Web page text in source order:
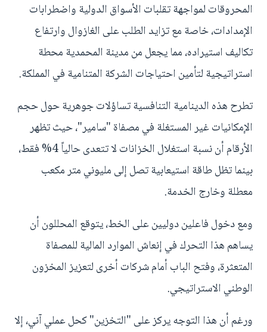
المحروقات لمواجهة تقلبات الأسواق الدولية واضطرابات
الإمدادات، خاصة مع تزايد الطلب على الغازوال وارتفاع
تكاليف استيراده، مما يجعل من مدينة المحمدية محطة
استراتيجية لتأمين احتياجات الشركة المتنامية في المملكة.
تطرح هذه الدينامية التنافسية تساؤلات جوهرية حول حجم
الإمكانيات غير المستغلة في مصفاة "سامير"، حيث تظهر
الأرقام أن نسبة استغلال الخزانات لا تتعدى حالياً 4% فقط،
بينما تظل طاقة استيعابية تصل إلى مليوني متر مكعب
معطلة وخارج الخدمة.
ومع دخول فاعلين دوليين على الخط، يتوقع المحللون أن
يساهم هذا التحرك في إنعاش الموارد المالية للمصفاة
المتعثرة، وفتح الباب أمام شركات أخرى لتعزيز المخزون
الوطني الاستراتيجي.
ورغم أن هذا التوجه يركز على "التخزين" كحل عملي آني، إلا